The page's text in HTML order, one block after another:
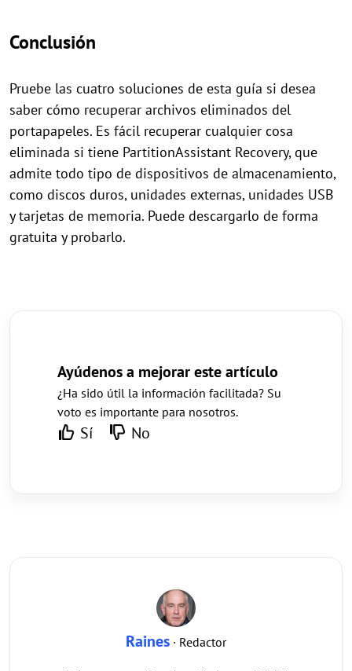
Conclusión
Pruebe las cuatro soluciones de esta guía si desea
saber cómo recuperar archivos eliminados del
portapapeles. Es fácil recuperar cualquier cosa
eliminada si tiene PartitionAssistant Recovery, que
admite todo tipo de dispositivos de almacenamiento,
como discos duros, unidades externas, unidades USB
y tarjetas de memoria. Puede descargarlo de forma
gratuita y probarlo.
Ayúdenos a mejorar este artículo
¿Ha sido útil la información facilitada? Su
voto es importante para nosotros.
Sí No
Raines · Redactor